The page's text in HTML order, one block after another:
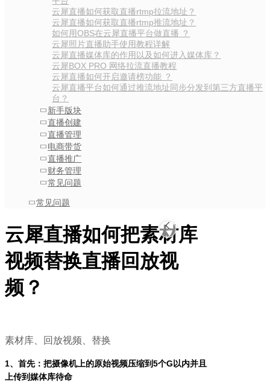
云犀直播如何获取直播rtmp拉流地址？
云犀直播如何获取直播rtmp推流地址？
如何用OBS在云犀直播平台做直播 ？
云犀照片直播助手使用教程详解
云犀直播媒体库的作用以及如何进入媒体库？
云犀BOX PRO 网络拉流直播教程
云犀直播如何开启邀请榜功能 ？
云犀直播平台如何通过推流地址同步分发到第三方直播平
台？
新手版块
直播创建
直播管理
电商带货
直播推广
财务管理
常见问题
常见问题
云犀直播如何把素材库
视频替换直播回放视
频？
素材库、回放视频、替换
1、首先：把摄像机上的原始视频压缩到5个G以内并且
上传到媒体库待命